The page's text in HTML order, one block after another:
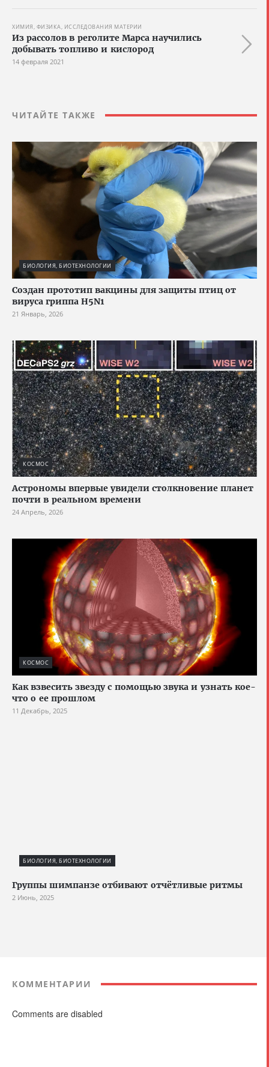
ХИМИЯ, ФИЗИКА, ИССЛЕДОВАНИЯ МАТЕРИИ
Из рассолов в реголите Марса научились
добывать топливо и кислород
14 февраля 2021
ЧИТАЙТЕ ТАКЖЕ
БИОЛОГИЯ, БИОТЕХНОЛОГИИ
Создан прототип вакцины для защиты птиц от
вируса гриппа H5N1
21 Январь, 2026
КОСМОС
Астрономы впервые увидели столкновение планет
почти в реальном времени
24 Апрель, 2026
КОСМОС
Как взвесить звезду с помощью звука и узнать кое-
что о ее прошлом
11 Декабрь, 2025
БИОЛОГИЯ, БИОТЕХНОЛОГИИ
Группы шимпанзе отбивают отчётливые ритмы
2 Июнь, 2025
КОММЕНТАРИИ
Comments are disabled